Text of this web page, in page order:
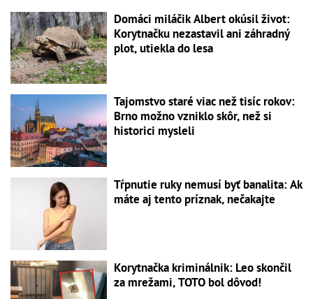
Domáci miláčik Albert okúsil život:
Korytnačku nezastavil ani záhradný
plot, utiekla do lesa
Tajomstvo staré viac než tisíc rokov:
Brno možno vzniklo skôr, než si
historici mysleli
Tŕpnutie ruky nemusí byť banalita: Ak
máte aj tento príznak, nečakajte
Korytnačka kriminálnik: Leo skončil
za mrežami, TOTO bol dôvod!